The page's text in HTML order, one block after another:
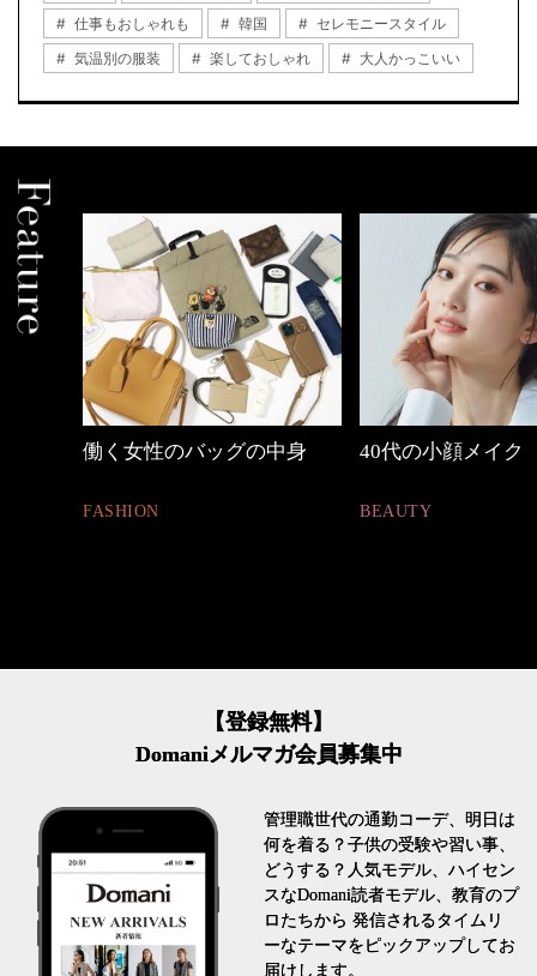
仕事もおしゃれも
韓国
セレモニースタイル
気温別の服装
楽しておしゃれ 大人かっこいい
働く女性のバッグの中身
FASHION
40代の小顔メイク
BEAUTY
【登録無料】
Domaniメルマガ会員募集中
管理職世代の通勤コーデ、明日は
何を着る？子供の受験や習い事、
どうする？人気モデル、ハイセン
スなDomani読者モデル、教育のプ
ロたちから 発信されるタイムリ
ーなテーマをピックアップしてお
届けします。